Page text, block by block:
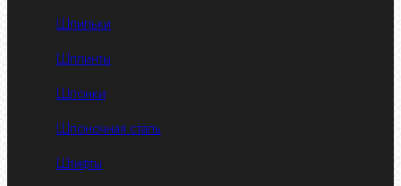
Шпильки
Шплинты
Шпонки
Шпоночная сталь
Штифты